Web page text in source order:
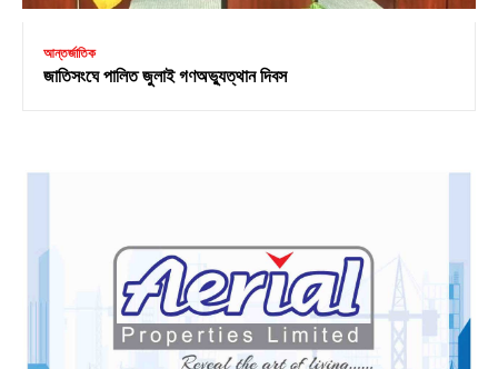
আন্তর্জাতিক
জাতিসংঘে পালিত জুলাই গণঅভ্যুত্থান দিবস